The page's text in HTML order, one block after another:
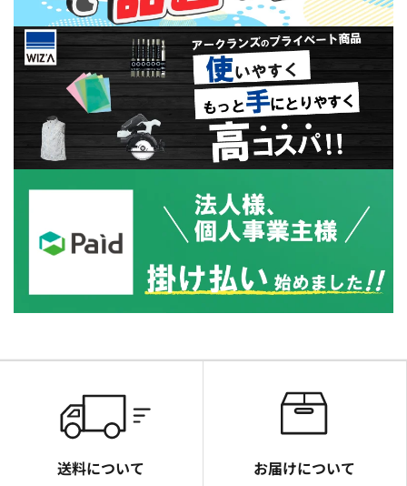
送料について お届けについて